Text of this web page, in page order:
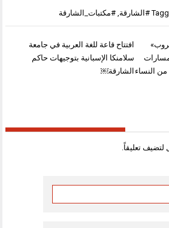
#الشارقة,#مكتبات_الشارقة
افتتاح قاعة للغة العربية في جامعة
سلامنكا الإسبانية بتوجيهات حاكم
الشارقة￼ النساء
لتضيف تعليقاً.